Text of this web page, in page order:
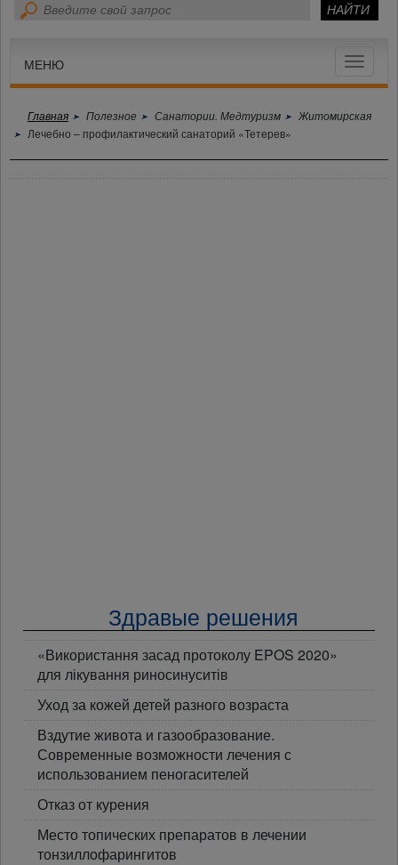
Toggle
МЕНЮ
Главная Полезное Санатории. Медтуризм
Житомирская
Лечебно – профилактический санаторий «Тетерев»
Здравые решения
«Використання засад протоколу EPOS 2020»
для лікування риносинуситів
Уход за кожей детей разного возраста
Вздутие живота и газообразование.
Современные возможности лечения с
использованием пеногасителей
Отказ от курения
Место топических препаратов в лечении
тонзиллофарингитов